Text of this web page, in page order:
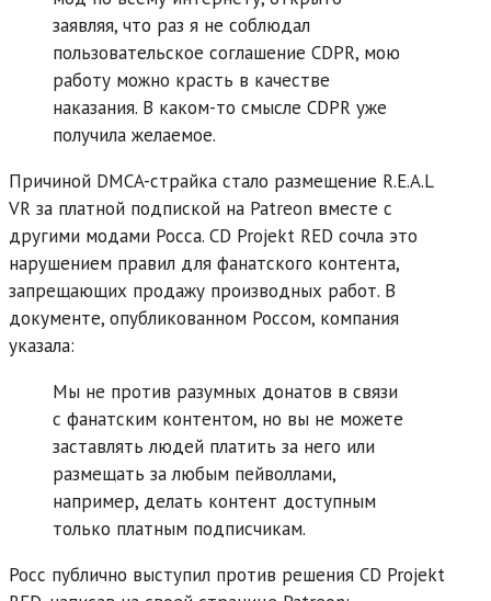
заявляя, что раз я не соблюдал
пользовательское соглашение CDPR, мою
работу можно красть в качестве
наказания. В каком-то смысле CDPR уже
получила желаемое.
Причиной DMCA-страйка стало размещение R.E.A.L
VR за платной подпиской на Patreon вместе с
другими модами Росса. CD Projekt RED сочла это
нарушением правил для фанатского контента,
запрещающих продажу производных работ. В
документе, опубликованном Россом, компания
указала:
Мы не против разумных донатов в связи
с фанатским контентом, но вы не можете
заставлять людей платить за него или
размещать за любым пейволлами,
например, делать контент доступным
только платным подписчикам.
Росс публично выступил против решения CD Projekt